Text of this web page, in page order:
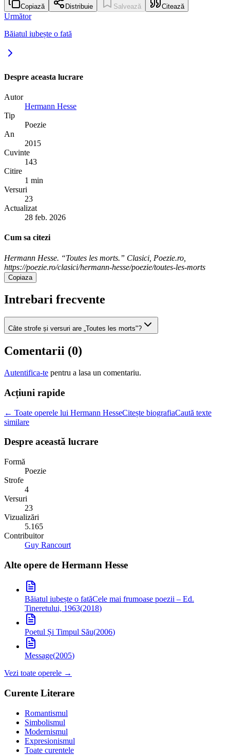
Copiază Distribuie Salvează Citează
Următor
Băiatul iubește o fată
Despre aceasta lucrare
Autor
Hermann Hesse
Tip
Poezie
An
2015
Cuvinte
143
Citire
1 min
Versuri
23
Actualizat
28 feb. 2026
Cum sa citezi
Hermann Hesse. “Toutes les morts.” Clasici, Poezie.ro,
https://poezie.ro/clasici/hermann-hesse/poezie/toutes-les-morts
Copiaza
Intrebari frecvente
Câte strofe și versuri are „Toutes les morts"?
Comentarii (0)
Autentifica-te pentru a lasa un comentariu.
Acțiuni rapide
← Toate operele lui Hermann HesseCitește biografiaCaută texte
similare
Despre această lucrare
Formă
Poezie
Strofe
4
Versuri
23
Vizualizări
5.165
Contribuitor
Guy Rancourt
Alte opere de Hermann Hesse
Băiatul iubește o fatăCele mai frumoase poezii – Ed.
Tineretului, 1963(2018)
Poetul Și Timpul Său(2006)
Message(2005)
Vezi toate operele →
Curente Literare
Romantismul
Simbolismul
Modernismul
Expresionismul
Toate curentele